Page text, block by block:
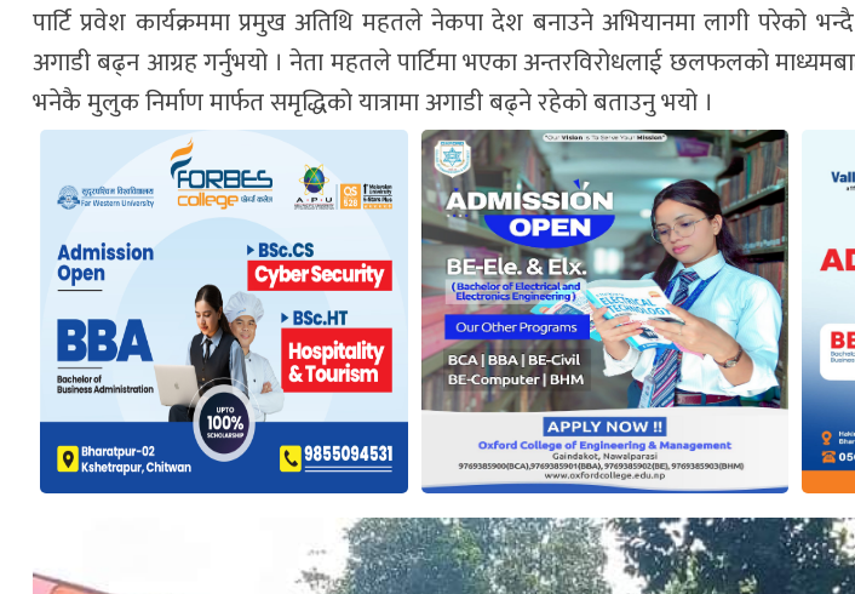
पार्टि प्रवेश कार्यक्रममा प्रमुख अतिथि महतले नेकपा देश बनाउने अभियानमा लागी परेको
अगाडी बढ्न आग्रह गर्नुभयो । नेता महतले पार्टिमा भएका अन्तरविरोधलाई छलफलको
भनेकै मुलुक निर्माण मार्फत समृद्धिको यात्रामा अगाडी बढ्ने रहेको बताउनु भयो ।